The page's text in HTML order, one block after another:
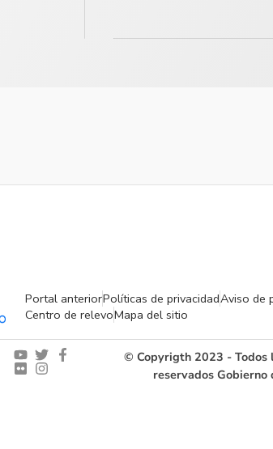
Portal anteriorPolíticas de privacidadAviso de
Centro de relevoMapa del sitio
© Copyrigth 2023 - Todos
reservados Gobierno